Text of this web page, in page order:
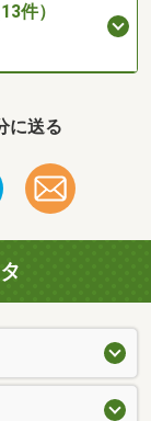
件）
に送る